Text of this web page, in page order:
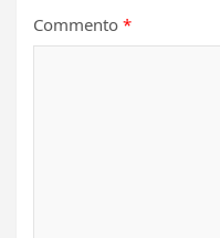
Commento *